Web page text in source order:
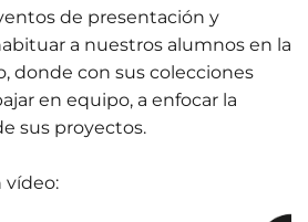
de presentación y
a nuestros alumnos en la
donde con sus colecciones
en equipo, a enfocar la
sus proyectos.
vídeo: